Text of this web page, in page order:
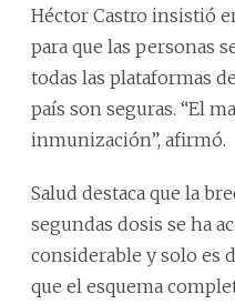
Héctor Castro insistió
para que las personas
todas las plataformas
país son seguras. “El
inmunización”, afirmó.
Salud destaca que la
segundas dosis se ha
considerable y solo es
que el esquema